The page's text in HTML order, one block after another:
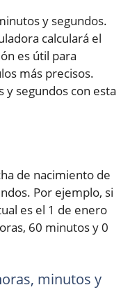
y segundos.
calculará el
es útil para
más precisos.
y segundos con esta
de nacimiento de
Por ejemplo, si
es el 1 de enero
60 minutos y 0
minutos y